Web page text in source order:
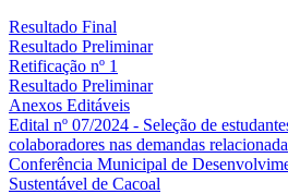
Resultado Final
Resultado Preliminar
Retificação nº 1
Resultado Preliminar
Anexos Editáveis
Edital nº 07/2024 - Seleção de
colaboradores nas demandas
Conferência Municipal de
Sustentável de Cacoal